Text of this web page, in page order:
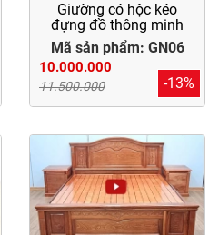
Giường có hộc kéo
đựng đồ thông minh
Mã sản phẩm: GN06
10.000.000
11.500.000 -13%